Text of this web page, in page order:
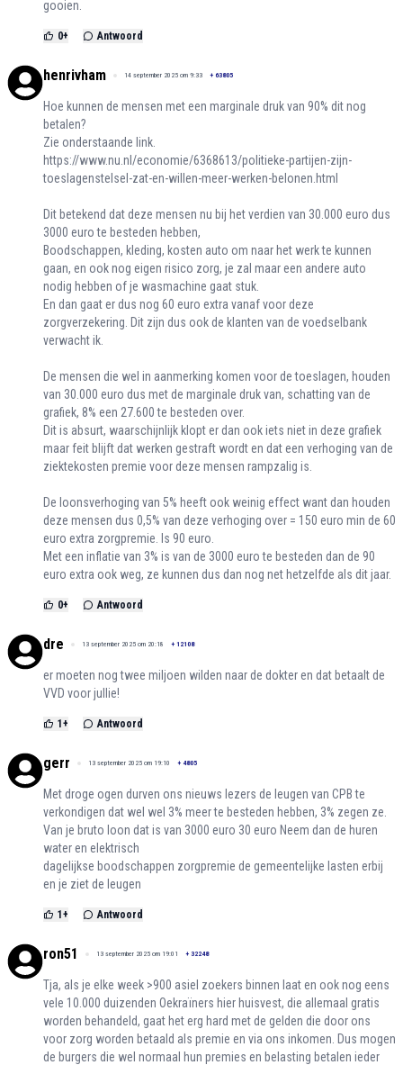
gooien.
0+ Antwoord
henrivham 14 september 2025 om 9:33 + 63805
Hoe kunnen de mensen met een marginale druk van 90% dit nog
betalen?
Zie onderstaande link.
https://www.nu.nl/economie/6368613/politieke-partijen-zijn-
toeslagenstelsel-zat-en-willen-meer-werken-belonen.html
Dit betekend dat deze mensen nu bij het verdien van 30.000 euro dus
3000 euro te besteden hebben,
Boodschappen, kleding, kosten auto om naar het werk te kunnen
gaan, en ook nog eigen risico zorg, je zal maar een andere auto
nodig hebben of je wasmachine gaat stuk.
En dan gaat er dus nog 60 euro extra vanaf voor deze
zorgverzekering. Dit zijn dus ook de klanten van de voedselbank
verwacht ik.
De mensen die wel in aanmerking komen voor de toeslagen, houden
van 30.000 euro dus met de marginale druk van, schatting van de
grafiek, 8% een 27.600 te besteden over.
Dit is absurt, waarschijnlijk klopt er dan ook iets niet in deze grafiek
maar feit blijft dat werken gestraft wordt en dat een verhoging van de
ziektekosten premie voor deze mensen rampzalig is.
De loonsverhoging van 5% heeft ook weinig effect want dan houden
deze mensen dus 0,5% van deze verhoging over = 150 euro min de 60
euro extra zorgpremie. Is 90 euro.
Met een inflatie van 3% is van de 3000 euro te besteden dan de 90
euro extra ook weg, ze kunnen dus dan nog net hetzelfde als dit jaar.
0+ Antwoord
dre 13 september 2025 om 20:18 + 12108
er moeten nog twee miljoen wilden naar de dokter en dat betaalt de
VVD voor jullie!
1+ Antwoord
gerr 13 september 2025 om 19:10 + 4805
Met droge ogen durven ons nieuws lezers de leugen van CPB te
verkondigen dat wel wel 3% meer te besteden hebben, 3% zegen ze.
Van je bruto loon dat is van 3000 euro 30 euro Neem dan de huren
water en elektrisch
dagelijkse boodschappen zorgpremie de gemeentelijke lasten erbij
en je ziet de leugen
1+ Antwoord
ron51 13 september 2025 om 19:01 + 32248
Tja, als je elke week >900 asiel zoekers binnen laat en ook nog eens
vele 10.000 duizenden Oekraïners hier huisvest, die allemaal gratis
worden behandeld, gaat het erg hard met de gelden die door ons
voor zorg worden betaald als premie en via ons inkomen. Dus mogen
de burgers die wel normaal hun premies en belasting betalen ieder